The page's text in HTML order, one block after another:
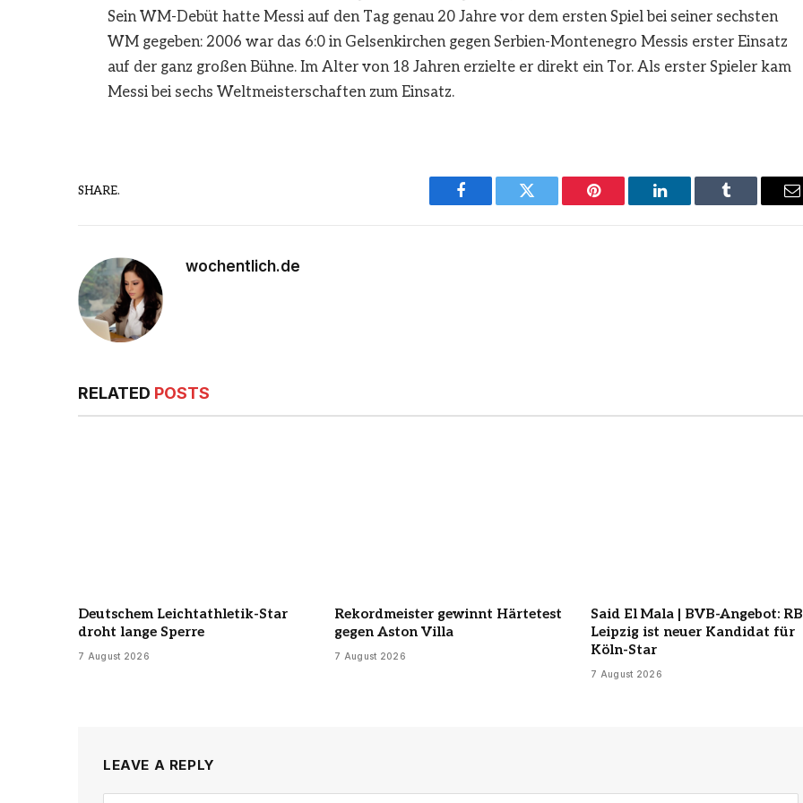
Sein WM-Debüt hatte Messi auf den Tag genau 20 Jahre vor dem ersten Spiel bei seiner sechsten
WM gegeben: 2006 war das 6:0 in Gelsenkirchen gegen Serbien-Montenegro Messis erster Einsatz
auf der ganz großen Bühne. Im Alter von 18 Jahren erzielte er direkt ein Tor. Als erster Spieler kam
Messi bei sechs Weltmeisterschaften zum Einsatz.
SHARE.
Facebook Twitter Pinterest LinkedIn Tumblr
wochentlich.de
RELATED POSTS
Deutschem Leichtathletik-Star
droht lange Sperre
7 August 2026
Rekordmeister gewinnt Härtetest
gegen Aston Villa
7 August 2026
Said El Mala | BVB-Angebot: RB
Leipzig ist neuer Kandidat für
Köln-Star
7 August 2026
LEAVE A REPLY